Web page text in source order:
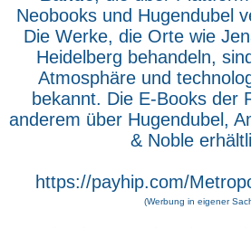
Neobooks und Hugendubel
Die Werke, die Orte wie
Heidelberg behandeln,
Atmosphäre und
bekannt. Die E-Books der
anderem über Hugendubel,
& Noble
https://payhip.com/
(Werbung in eigener